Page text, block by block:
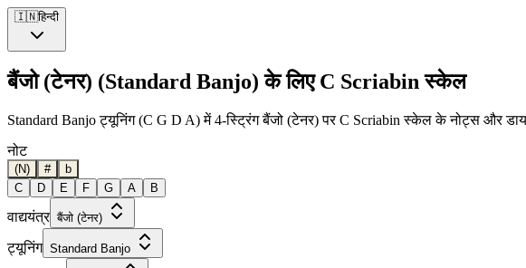
🇮🇳हिन्दी
बैंजो (टेनर) (Standard Banjo) के लिए C Scriabin स्केल
Standard Banjo ट्यूनिंग (C G D A) में 4-स्ट्रिंग बैंजो (टेनर) पर C Scriabin स्केल के नोट्स और
नोट
(N) #
b
C
D E F G A B
वाद्ययंत्र बैंजो (टेनर)
ट्यूनिंग Standard Banjo